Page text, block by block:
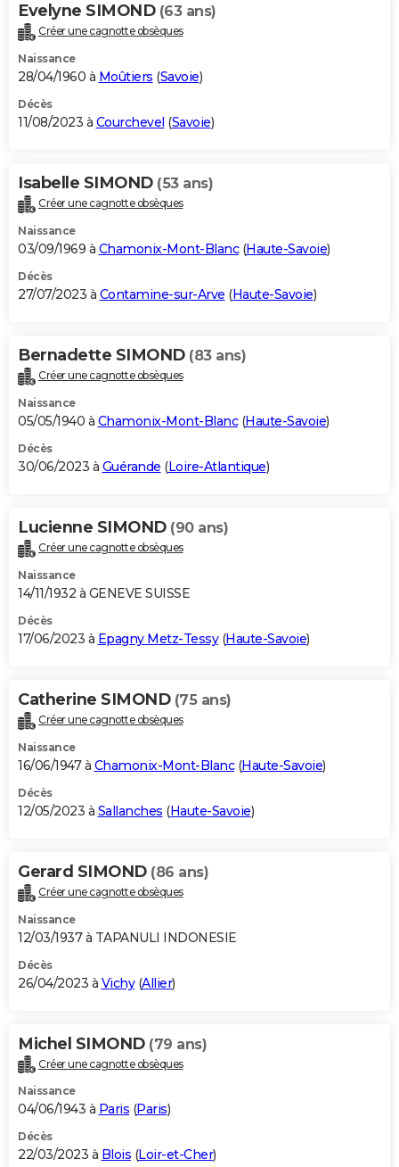
Evelyne SIMOND (63 ans)
Créer une cagnotte obsèques
Naissance
28/04/1960 à Moûtiers (Savoie)
Décès
11/08/2023 à Courchevel (Savoie)
Isabelle SIMOND (53 ans)
Créer une cagnotte obsèques
Naissance
03/09/1969 à Chamonix-Mont-Blanc(Haute-Savoie)
Décès
27/07/2023 à Contamine-sur-Arve (Haute-Savoie)
Bernadette SIMOND (83 ans)
Créer une cagnotte obsèques
Naissance
05/05/1940 à Chamonix-Mont-Blanc(Haute-Savoie)
Décès
30/06/2023 à Guérande (Loire-Atlantique)
Lucienne SIMOND (90 ans)
Créer une cagnotte obsèques
Naissance
14/11/1932 à GENEVE SUISSE
Décès
17/06/2023 à Epagny Metz-Tessy(Haute-Savoie)
Catherine SIMOND (75 ans)
Créer une cagnotte obsèques
Naissance
16/06/1947 à Chamonix-Mont-Blanc(Haute-Savoie)
Décès
12/05/2023 à Sallanches (Haute-Savoie)
Gerard SIMOND (86 ans)
Créer une cagnotte obsèques
Naissance
12/03/1937 à TAPANULI INDONESIE
Décès
26/04/2023 à Vichy(Allier)
Michel SIMOND (79 ans)
Créer une cagnotte obsèques
Naissance
04/06/1943 à Paris (Paris)
Décès
22/03/2023 à Blois (Loir-et-Cher)